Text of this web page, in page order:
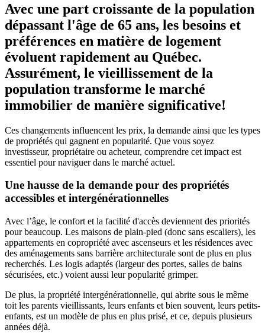
Avec une part croissante de la population
dépassant l'âge de 65 ans, les besoins et
préférences en matière de logement
évoluent rapidement au Québec.
Assurément, le vieillissement de la
population transforme le marché
immobilier de manière significative!
Ces changements influencent les prix, la demande ainsi que les types
de propriétés qui gagnent en popularité. Que vous soyez
investisseur, propriétaire ou acheteur, comprendre cet impact est
essentiel pour naviguer dans le marché actuel.
Une hausse de la demande pour des propriétés
accessibles et intergénérationnelles
Avec l’âge, le confort et la facilité d'accès deviennent des priorités
pour beaucoup. Les maisons de plain-pied (donc sans escaliers), les
appartements en copropriété avec ascenseurs et les résidences avec
des aménagements sans barrière architecturale sont de plus en plus
recherchés. Les logis adaptés (largeur des portes, salles de bains
sécurisées, etc.) voient aussi leur popularité grimper.
De plus, la propriété intergénérationnelle, qui abrite sous le même
toit les parents vieillissants, leurs enfants et bien souvent, leurs petits-
enfants, est un modèle de plus en plus prisé, et ce, depuis plusieurs
années déjà.